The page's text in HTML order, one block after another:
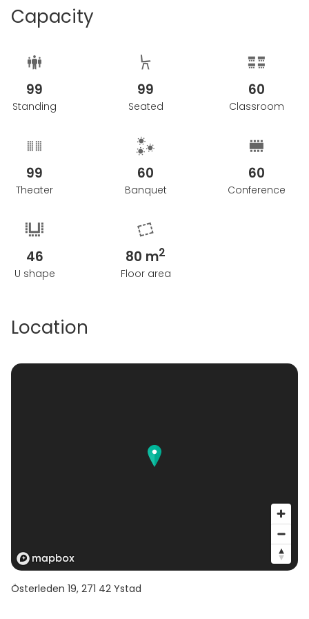
perfekt läge för er som vill resa hållbart och vara
Ystads historiska gator.
Capacity
99
Standing
99
Seated
60
Classroom
99
Theater
60
Banquet
60
Conference
46
U shape
80 m2
Floor area
Location
Österleden 19, 271 42 Ystad